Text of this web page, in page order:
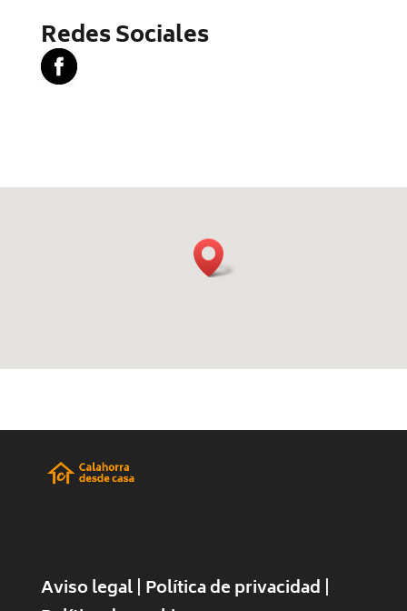
Redes Sociales
Aviso legal| Política de privacidad |